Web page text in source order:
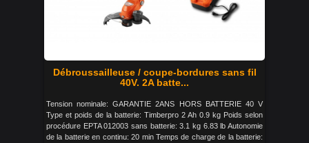
Débroussailleuse / coupe-bordures sans fil
40V. 2A batte...
Tension nominale: GARANTIE 2ANS HORS BATTERIE 40 V
Type et poids de la batterie: Timberpro 2 Ah 0.9 kg Poids selon
procédure EPTA 012003 sans batterie: 3.1 kg 6.83 lb Autonomie
de la batterie en continu: 20 min Temps de charge de la batterie: